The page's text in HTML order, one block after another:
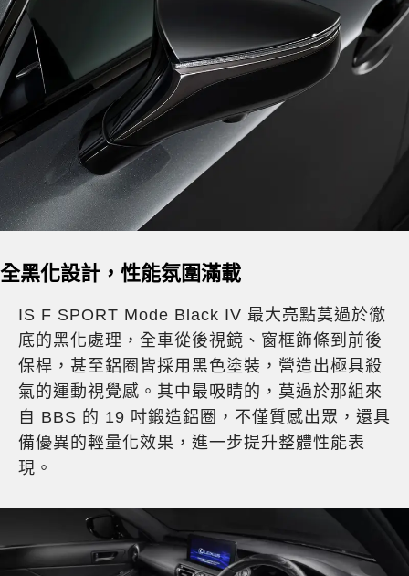
全黑化設計，性能氛圍滿載
IS F SPORT Mode Black IV 最大亮點莫過於徹
底的黑化處理，全車從後視鏡、窗框飾條到前後
保桿，甚至鋁圈皆採用黑色塗裝，營造出極具殺
氣的運動視覺感。其中最吸睛的，莫過於那組來
自 BBS 的 19 吋鍛造鋁圈，不僅質感出眾，還具
備優異的輕量化效果，進一步提升整體性能表
現。